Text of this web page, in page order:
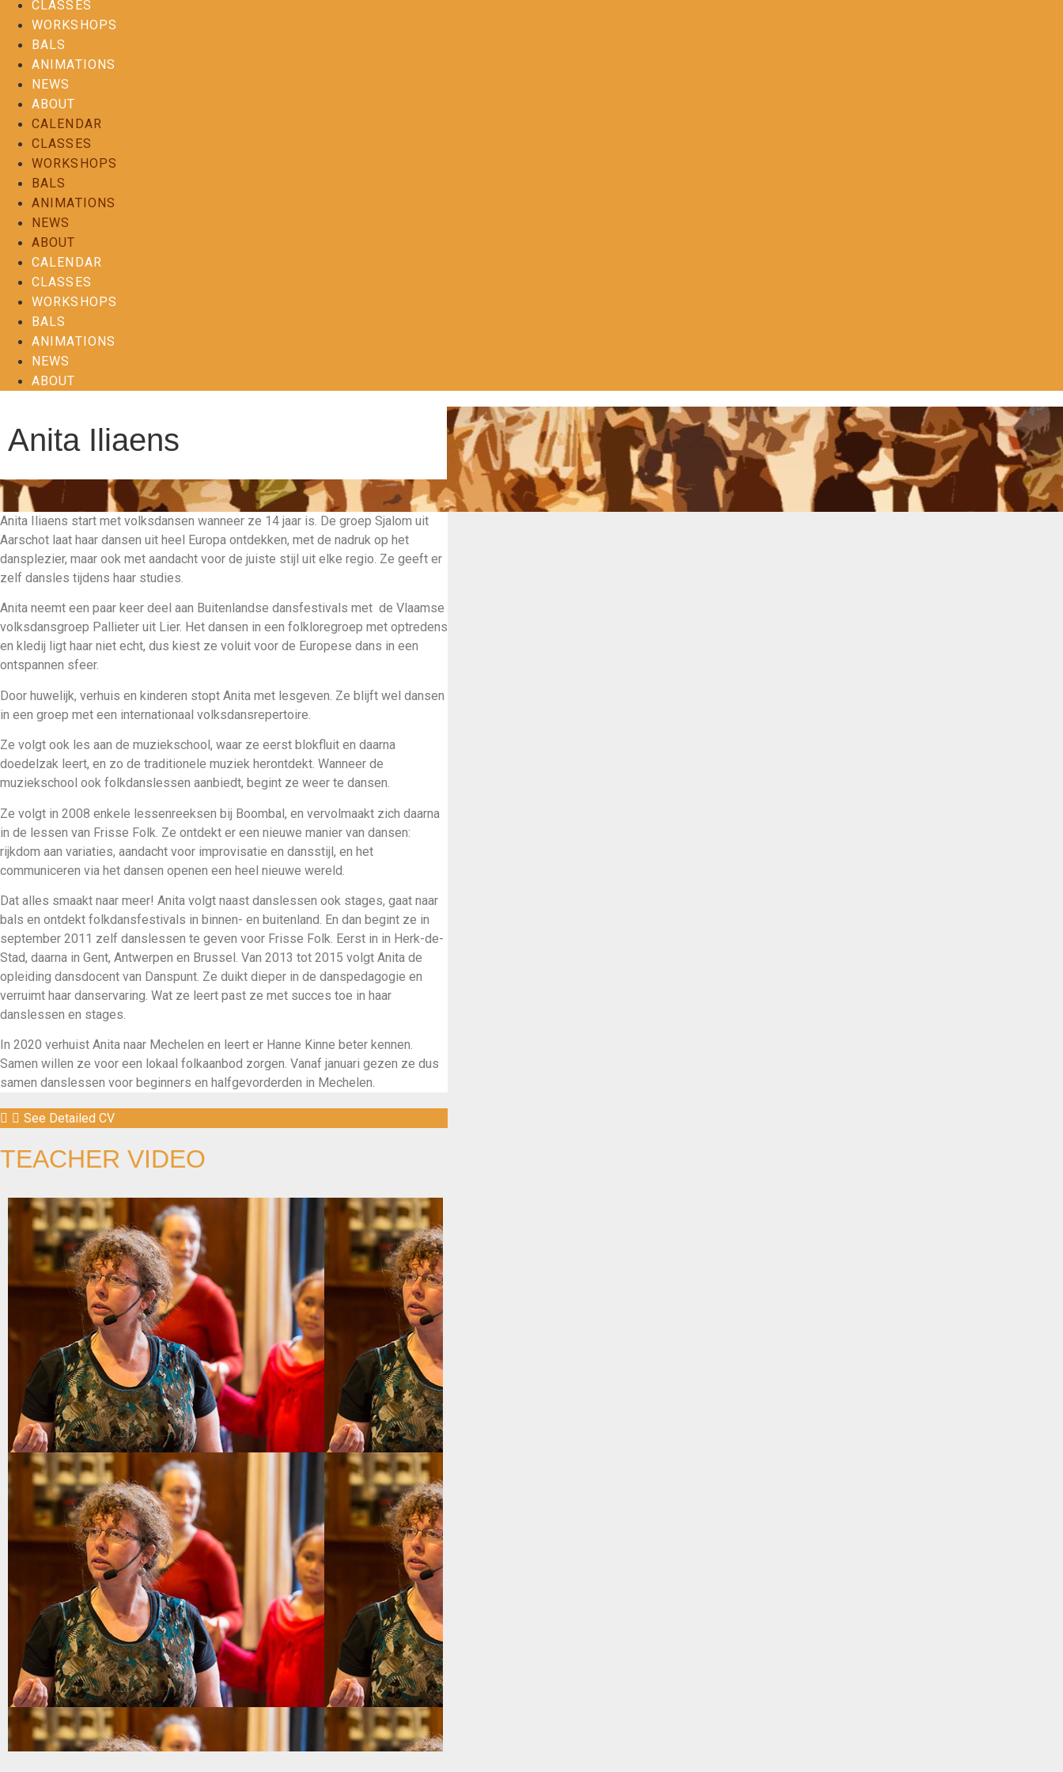
CLASSES
WORKSHOPS
BALS
ANIMATIONS
NEWS
ABOUT
CALENDAR
CLASSES
WORKSHOPS
BALS
ANIMATIONS
NEWS
ABOUT
CALENDAR
CLASSES
WORKSHOPS
BALS
ANIMATIONS
NEWS
ABOUT
Anita Iliaens
Anita Iliaens start met volksdansen wanneer ze 14 jaar is. De groep Sjalom uit
Aarschot laat haar dansen uit heel Europa ontdekken, met de nadruk op het
dansplezier, maar ook met aandacht voor de juiste stijl uit elke regio. Ze geeft er
zelf dansles tijdens haar studies.
Anita neemt een paar keer deel aan Buitenlandse dansfestivals met de Vlaamse
volksdansgroep Pallieter uit Lier. Het dansen in een folkloregroep met optredens
en kledij ligt haar niet echt, dus kiest ze voluit voor de Europese dans in een
ontspannen sfeer.
Door huwelijk, verhuis en kinderen stopt Anita met lesgeven. Ze blijft wel dansen
in een groep met een internationaal volksdansrepertoire.
Ze volgt ook les aan de muziekschool, waar ze eerst blokfluit en daarna
doedelzak leert, en zo de traditionele muziek herontdekt. Wanneer de
muziekschool ook folkdanslessen aanbiedt, begint ze weer te dansen.
Ze volgt in 2008 enkele lessenreeksen bij Boombal, en vervolmaakt zich daarna
in de lessen van Frisse Folk. Ze ontdekt er een nieuwe manier van dansen:
rijkdom aan variaties, aandacht voor improvisatie en dansstijl, en het
communiceren via het dansen openen een heel nieuwe wereld.
Dat alles smaakt naar meer! Anita volgt naast danslessen ook stages, gaat naar
bals en ontdekt folkdansfestivals in binnen- en buitenland. En dan begint ze in
september 2011 zelf danslessen te geven voor Frisse Folk. Eerst in in Herk-de-
Stad, daarna in Gent, Antwerpen en Brussel. Van 2013 tot 2015 volgt Anita de
opleiding dansdocent van Danspunt. Ze duikt dieper in de danspedagogie en
verruimt haar danservaring. Wat ze leert past ze met succes toe in haar
danslessen en stages.
In 2020 verhuist Anita naar Mechelen en leert er Hanne Kinne beter kennen.
Samen willen ze voor een lokaal folkaanbod zorgen. Vanaf januari gezen ze dus
samen danslessen voor beginners en halfgevorderden in Mechelen.
See Detailed CV
TEACHER VIDEO